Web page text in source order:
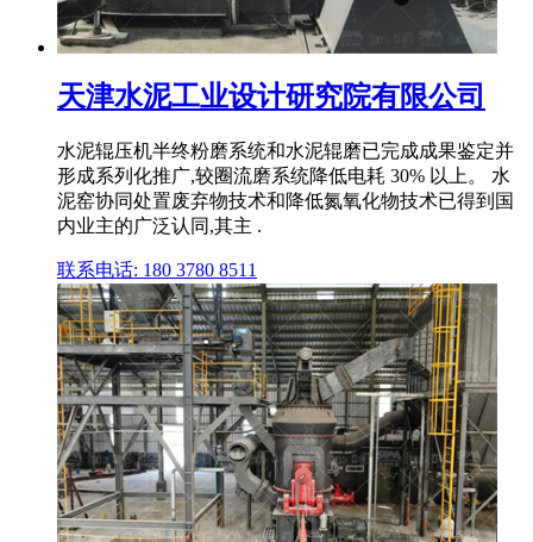
天津水泥工业设计研究院有限公司
水泥辊压机半终粉磨系统和水泥辊磨已完成成果鉴定并
形成系列化推广,较圈流磨系统降低电耗 30% 以上。 水
泥窑协同处置废弃物技术和降低氮氧化物技术已得到国
内业主的广泛认同,其主 .
联系电话: 180 3780 8511